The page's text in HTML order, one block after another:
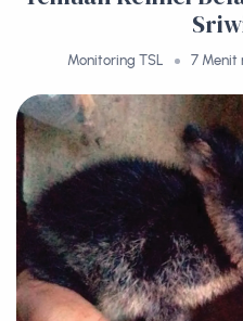
Monitoring TSL 7 Menit